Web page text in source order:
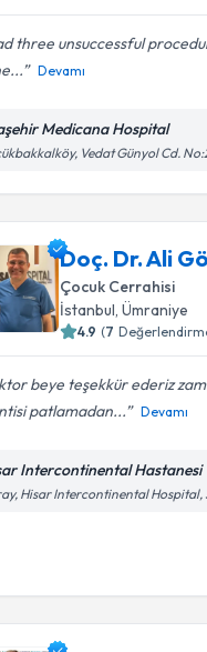
three unsuccessful
Devamı
Medicana Hospital
Vedat Günyol Cd.
Doç. Dr. Ali
Çocuk Cerrahisi
İstanbul, Ümraniye
4.9 (7
beye teşekkür ederiz
patlamadan...
Devamı
Intercontinental Hastanesi
Hisar Intercontinental Hospital,